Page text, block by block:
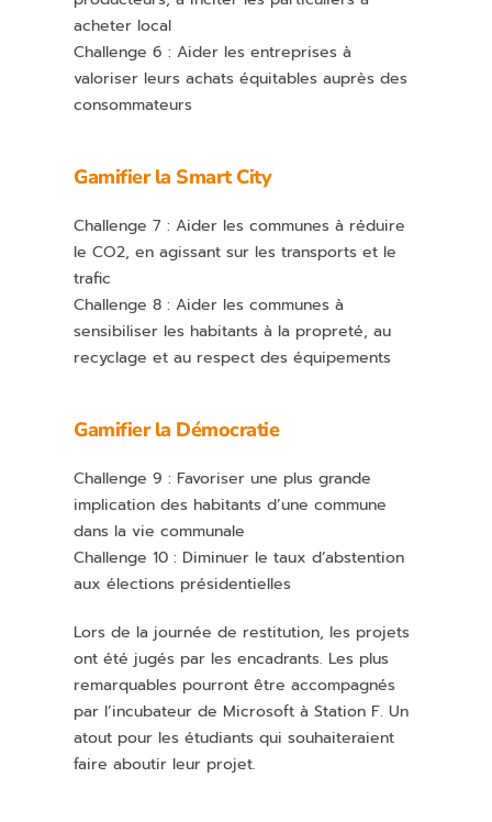
acheter local
Challenge 6 : Aider les entreprises à
valoriser leurs achats équitables auprès des
consommateurs
Gamifier la Smart City
Challenge 7 : Aider les communes à réduire
le CO2, en agissant sur les transports et le
trafic
Challenge 8 : Aider les communes à
sensibiliser les habitants à la propreté, au
recyclage et au respect des équipements
Gamifier la Démocratie
Challenge 9 : Favoriser une plus grande
implication des habitants d’une commune
dans la vie communale
Challenge 10 : Diminuer le taux d’abstention
aux élections présidentielles
Lors de la journée de restitution, les projets
ont été jugés par les encadrants. Les plus
remarquables pourront être accompagnés
par l’incubateur de Microsoft à Station F. Un
atout pour les étudiants qui souhaiteraient
faire aboutir leur projet.